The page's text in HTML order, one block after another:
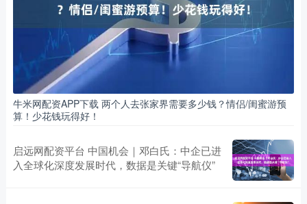
牛米网配资APP下载 两个人去张家界需要多少钱？情侣/闺蜜游预
算！少花钱玩得好！
启远网配资平台 中国机会｜邓白氏：中企已进
入全球化深度发展时代，数据是关键“导航仪”